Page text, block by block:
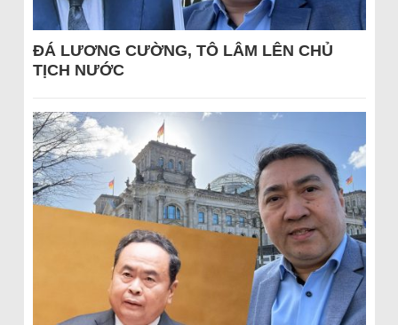
ĐÁ LƯƠNG CƯỜNG, TÔ LÂM LÊN CHỦ
TỊCH NƯỚC